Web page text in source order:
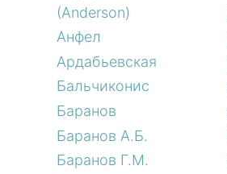
(Anderson)
Анфел
Ардабьевская
Бальчиконис
Баранов
Баранов А.Б.
Баранов Г.М.